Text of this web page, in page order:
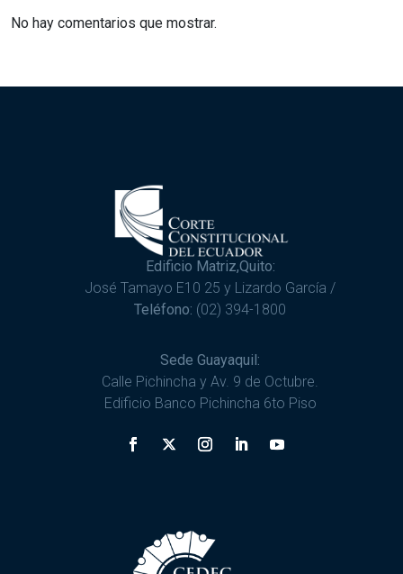
No hay comentarios que mostrar.
Edificio Matriz,Quito:
José Tamayo E10 25 y Lizardo García /
Teléfono: (02) 394-1800
Sede Guayaquil:
Calle Pichincha y Av. 9 de Octubre.
Edificio Banco Pichincha 6to Piso